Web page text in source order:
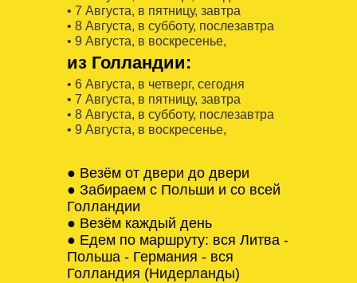
• 7 Августa, в пятницу, завтра
• 8 Августa, в субботу, послезавтра
• 9 Августa, в воскресенье,
из Голландии:
• 6 Августa, в четверг, сегодня
• 7 Августa, в пятницу, завтра
• 8 Августa, в субботу, послезавтра
• 9 Августa, в воскресенье,
● Везём от двери до двери
● Забираем с Польши и со всей
Голландии
● Везём каждый день
● Едем по маршруту: вся Литва -
Польша - Германия - вся
Голландия (Нидерланды)